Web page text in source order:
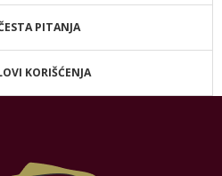
PITANJA
KORIŠĆENJA